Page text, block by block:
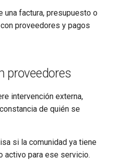
una factura, presupuesto o
proveedores y pagos
proveedores
intervención externa,
de quién se
si la comunidad ya tiene
activo para ese servicio.